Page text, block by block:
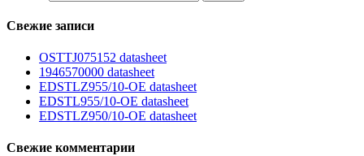
Свежие записи
OSTTJ075152 datasheet
1946570000 datasheet
EDSTLZ955/10-OE datasheet
EDSTL955/10-OE datasheet
EDSTLZ950/10-OE datasheet
Свежие комментарии